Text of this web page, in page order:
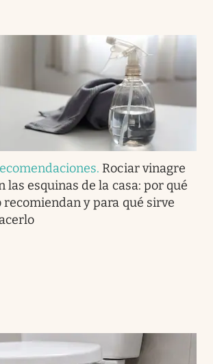
. Rociar vinagre
las esquinas de la casa: por qué
recomiendan y para qué sirve